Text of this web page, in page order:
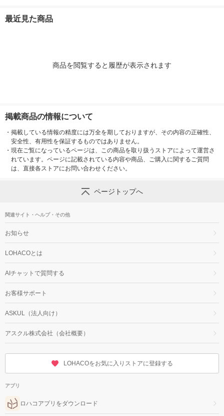
セット（9食）
最近見た商品
商品を閲覧すると履歴が表示されます
掲載商品の情報について
・ 掲載している情報の精度には万全を期しておりますが、その内容の正確性、
安全性、有用性を保証するものではありません。
・ 現在ご覧になっているページは、この商品を取り扱うストアによって運営さ
れています。ページに記載されている内容や商品、ご購入に関するご質問
は、直接各ストアにお問い合わせください。
ページトップへ
関連サイト・ヘルプ・その他
お知らせ
LOHACOとは
AIチャットで質問する
お客様サポート
ASKUL（法人向け）
アスクル株式会社（会社概要）
LOHACOをお気に入りストアに登録する
アプリ
ロハコアプリをダウンロード